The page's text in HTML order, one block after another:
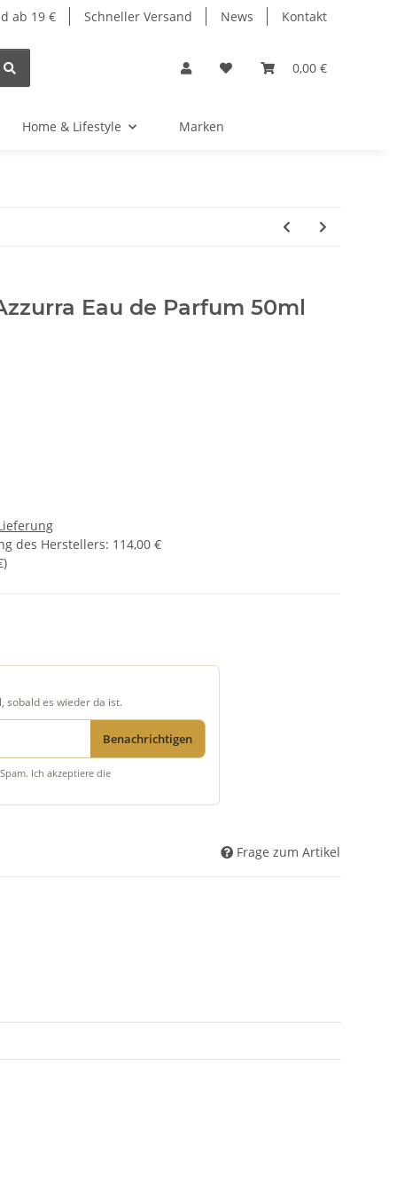
ab 19 € Schneller Versand News Kontakt
0,00 €
Home & Lifestyle Marken
Eau de Parfum 50ml
des Herstellers: 114,00 €
)
sobald es wieder da ist.
Benachrichtigen
Ich akzeptiere die
Frage zum Artikel